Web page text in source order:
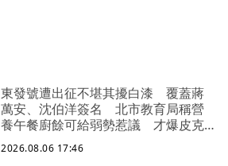
東發號遭出征不堪其擾白漆 覆蓋蔣
萬安、沈伯洋簽名 北市教育局稱營
養午餐廚餘可給弱勢惹議 才爆皮克
敏侵權 陳智菡幫柯文哲慶生又踩雷！
生日改戴電子手環 曝柯文哲想法：
2026.08.06 17:46